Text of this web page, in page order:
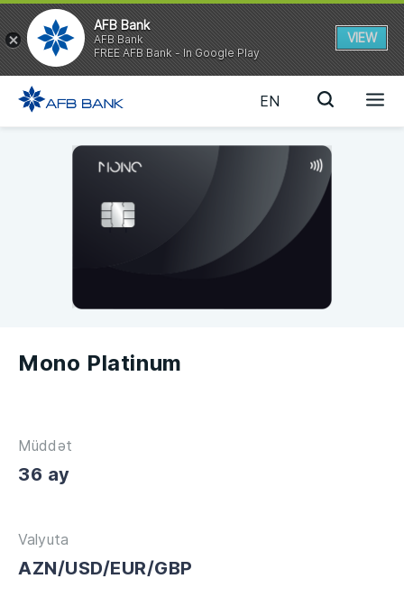
EN
Mono Platinum
Müddət
36 ay
Valyuta
AZN/USD/EUR/GBP
AFB Bank
AFB Bank
FREE AFB Bank - In Google Play
VIEW